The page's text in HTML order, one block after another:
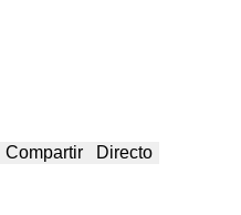
Compartir Directo